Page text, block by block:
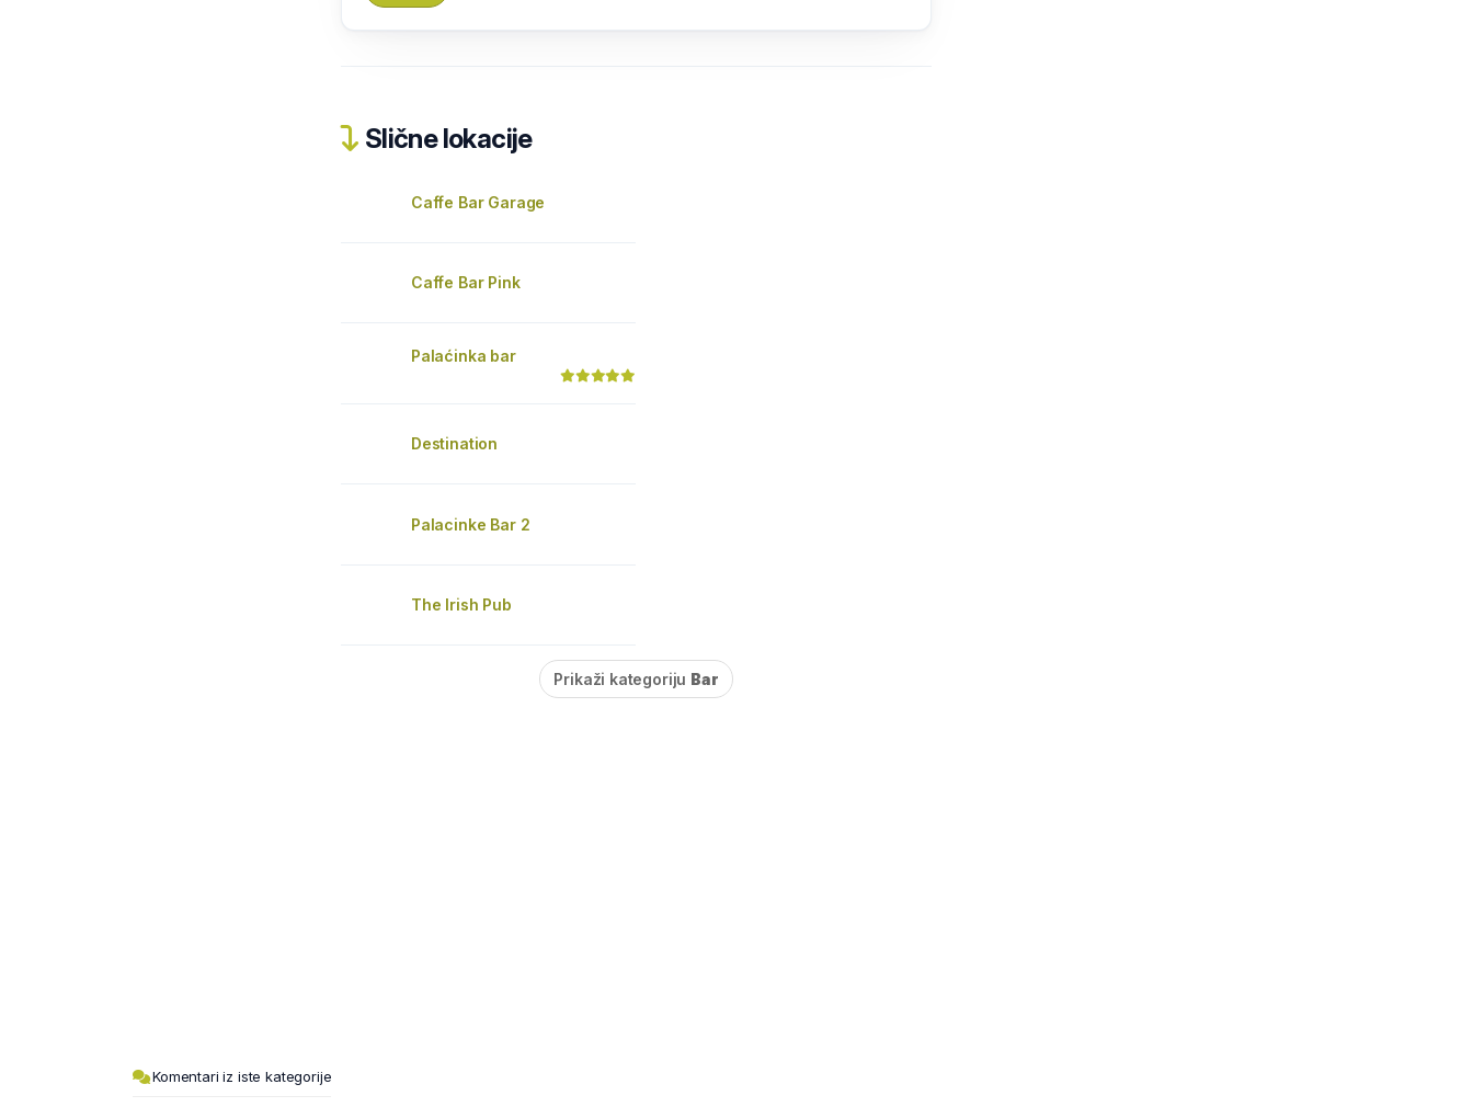
Slične lokacije
Caffe Bar Garage
Caffe Bar Pink
Palaćinka bar
Destination
Palacinke Bar 2
The Irish Pub
Prikaži kategoriju Bar
Komentari iz iste kategorije